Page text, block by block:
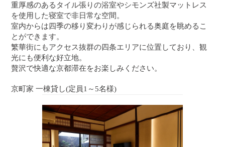
重厚感のあるタイル張りの浴室やシモンズ社製マットレス
を使用した寝室で非日常な空間。
室内からは四季の移り変わりが感じられる奥庭を眺めるこ
とができます。
繁華街にもアクセス抜群の四条エリアに位置しており、観
光にも便利な好立地。
贅沢で快適な京都滞在をお楽しみください。
京町家 一棟貸し(定員1～5名様)